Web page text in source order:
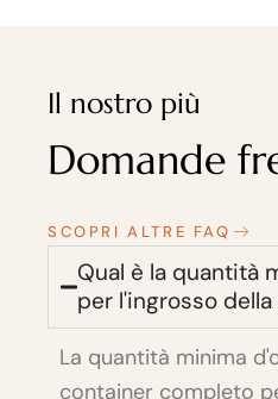
Il nostro più
Domande
SCOPRI ALTRE FAQ
Qual è la quantità
per l'ingrosso
La quantità minima
container completo